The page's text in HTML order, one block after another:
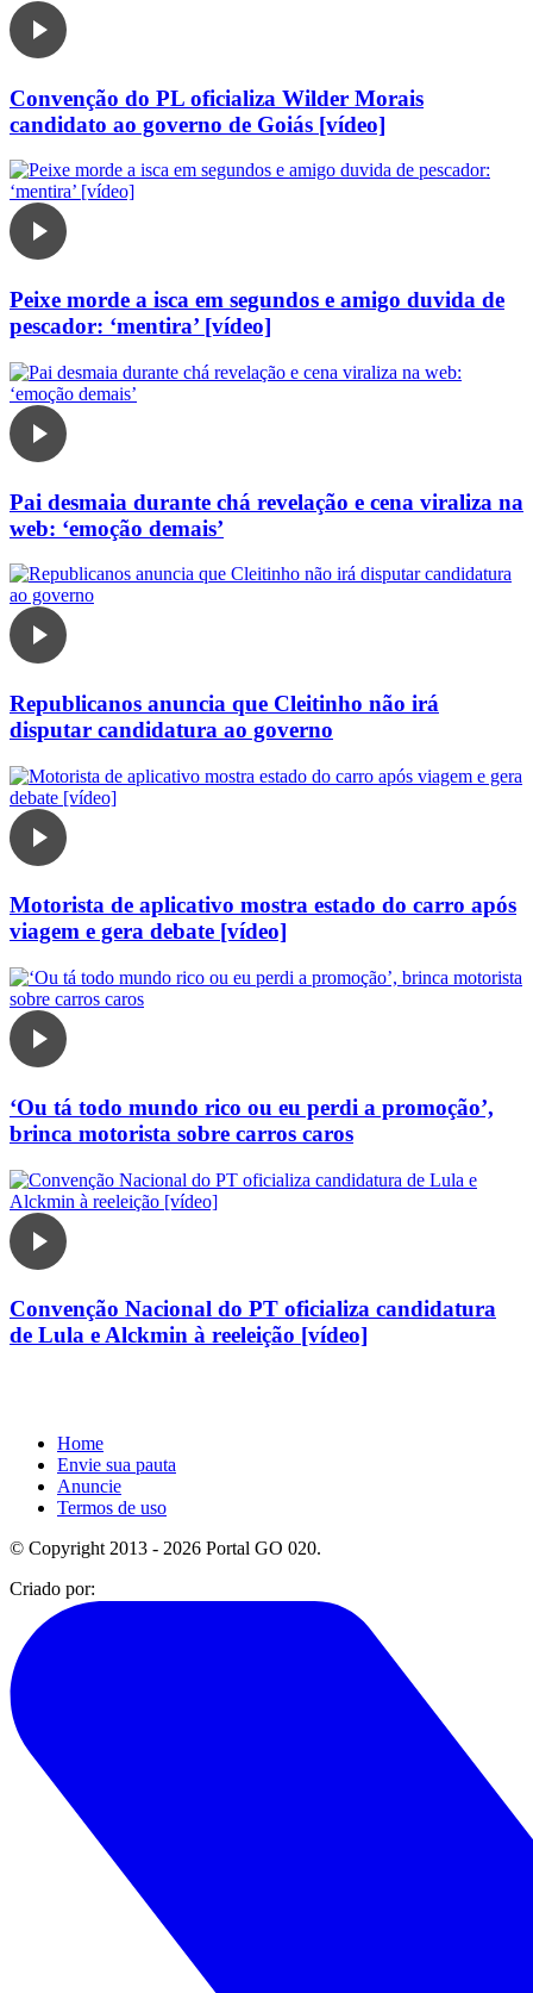
Convenção do PL oficializa Wilder Morais
candidato ao governo de Goiás [vídeo]
Peixe morde a isca em segundos e amigo duvida de
pescador: ‘mentira’ [vídeo]
Pai desmaia durante chá revelação e cena viraliza na
web: ‘emoção demais’
Republicanos anuncia que Cleitinho não irá
disputar candidatura ao governo
Motorista de aplicativo mostra estado do carro após
viagem e gera debate [vídeo]
‘Ou tá todo mundo rico ou eu perdi a promoção’,
brinca motorista sobre carros caros
Convenção Nacional do PT oficializa candidatura
de Lula e Alckmin à reeleição [vídeo]
Home
Envie sua pauta
Anuncie
Termos de uso
© Copyright 2013 - 2026 Portal GO 020.
Criado por: